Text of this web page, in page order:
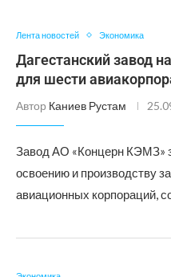
Лента новостей Экономика
Дагестанский завод
для шести
Автор Каниев Рустам
Завод АО «Концерн КЭМЗ»
освоению и производству
авиационных корпораций,